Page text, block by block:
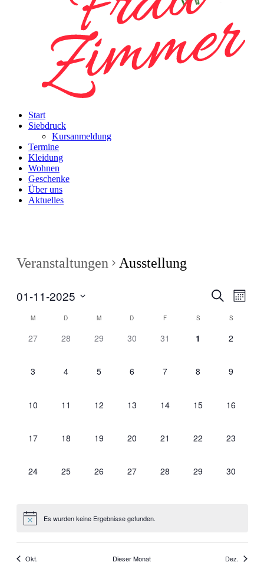
Start
Siebdruck
Kursanmeldung
Termine
Kleidung
Wohnen
Geschenke
Über uns
Aktuelles
Veranstaltungen Ausstellung
Suche
Monat
01-11-2025
wählen.
Kalender
von
M D M D F S S
0
27
0
28
0
29
0
30
0
31
0
1
0
2
0
3
0
4
0
5
0
6
0
7
0
8
0
9
010
011
012
013
014
015
016
017
018
019
0
20
0
21
0
22
0
23
0
24
0
25
0
26
0
27
0
28
0
29
0
30
Es wurden keine Ergebnisse gefunden.
Okt. Dieser Monat Dez.